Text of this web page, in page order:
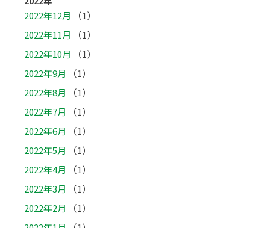
2022年12月
（1）
2022年11月
（1）
2022年10月
（1）
2022年9月
（1）
2022年8月
（1）
2022年7月
（1）
2022年6月
（1）
2022年5月
（1）
2022年4月
（1）
2022年3月
（1）
2022年2月
（1）